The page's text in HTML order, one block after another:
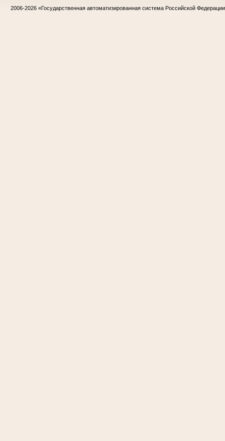
2006-2026 «Государственная автоматизированная система Российской